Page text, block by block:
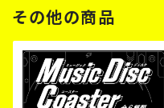
その他の商品